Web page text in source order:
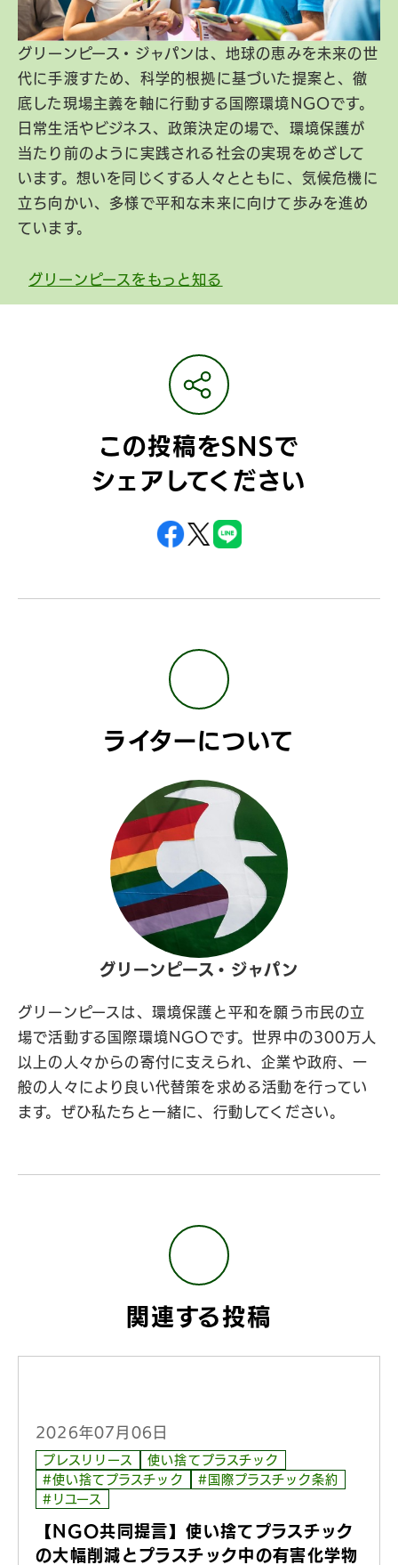
グリーンピース・ジャパンは、地球の恵みを未来の世
代に手渡すため、科学的根拠に基づいた提案と、徹
底した現場主義を軸に行動する国際環境NGOです。
日常生活やビジネス、政策決定の場で、環境保護が
当たり前のように実践される社会の実現をめざして
います。想いを同じくする人々とともに、気候危機に
立ち向かい、多様で平和な未来に向けて歩みを進め
ています。
グリーンピースをもっと知る
この投稿をSNSで
シェアしてください
ライターについて
グリーンピース・ジャパン
グリーンピースは、環境保護と平和を願う市民の立
場で活動する国際環境NGOです。世界中の300万人
以上の人々からの寄付に支えられ、企業や政府、一
般の人々により良い代替策を求める活動を行ってい
ます。ぜひ私たちと一緒に、行動してください。
関連する投稿
2026年07月06日
プレスリリース
使い捨てプラスチック
#使い捨てプラスチック
#国際プラスチック条約
#リユース
【NGO共同提言】使い捨てプラスチック
の大幅削減とプラスチック中の有害化学物